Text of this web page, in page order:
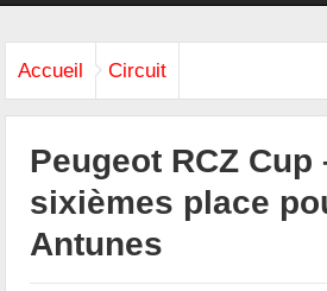
Accueil Circuit
Peugeot RCZ Cup
sixièmes place
Antunes